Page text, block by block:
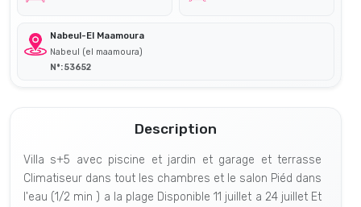
Nabeul-El Maamoura
Nabeul (el maamoura)
N°: 53652
Description
Villa s+5 avec piscine et jardin et garage et terrasse
Climatiseur dans tout les chambres et le salon Piéd dans
l'eau (1/2 min ) a la plage Disponible 11 juillet a 24 juillet Et